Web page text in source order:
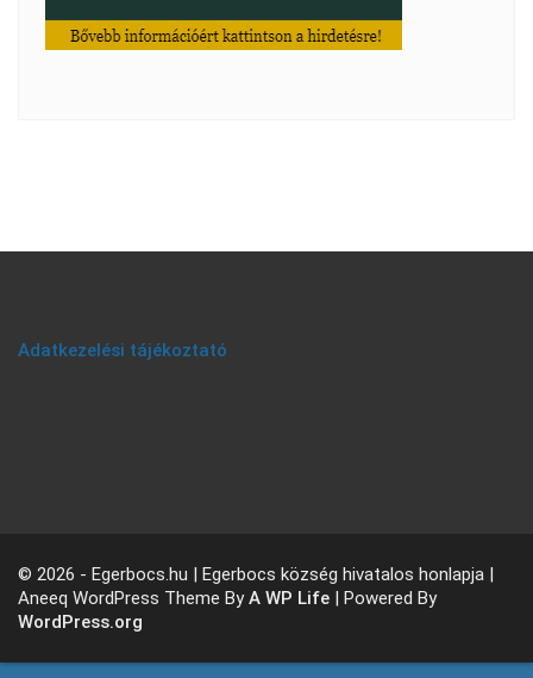
Adatkezelési tájékoztató
© 2026 - Egerbocs.hu | Egerbocs község hivatalos honlapja |
Aneeq WordPress Theme ByA WP Life | Powered By
WordPress.org